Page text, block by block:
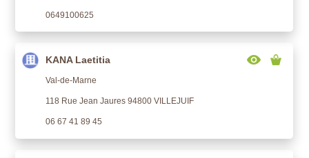
0649100625
KANA Laetitia
Val-de-Marne
118 Rue Jean Jaures 94800 VILLEJUIF
06 67 41 89 45